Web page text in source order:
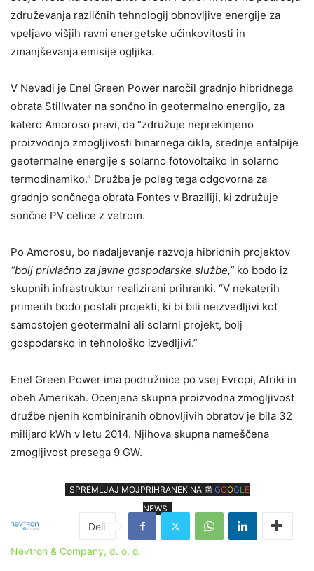
združevanja različnih tehnologij obnovljive energije za
vpeljavo višjih ravni energetske učinkovitosti in
zmanjševanja emisije ogljika.
V Nevadi je Enel Green Power naročil gradnjo hibridnega
obrata Stillwater na sončno in geotermalno energijo, za
katero Amoroso pravi, da “združuje neprekinjeno
proizvodnjo zmogljivosti binarnega cikla, srednje entalpije
geotermalne energije s solarno fotovoltaiko in solarno
termodinamiko.” Družba je poleg tega odgovorna za
gradnjo sončnega obrata Fontes v Braziliji, ki združuje
sončne PV celice z vetrom.
Po Amorosu, bo nadaljevanje razvoja hibridnih projektov
“bolj privlačno za javne gospodarske službe,” ko bodo iz
skupnih infrastruktur realizirani prihranki. “V nekaterih
primerih bodo postali projekti, ki bi bili neizvedljivi kot
samostojen geotermalni ali solarni projekt, bolj
gospodarsko in tehnološko izvedljivi.”
Enel Green Power ima podružnice po vsej Evropi, Afriki in
obeh Amerikah. Ocenjena skupna proizvodna zmogljivost
družbe njenih kombiniranih obnovljivih obratov je bila 32
milijard kWh v letu 2014. Njihova skupna nameščena
zmogljivost presega 9 GW.
SPREMLJAJ MOJPRIHRANEK NA 📰 GOOGL E
NEWS
Nevtron & Company, d. o. o.